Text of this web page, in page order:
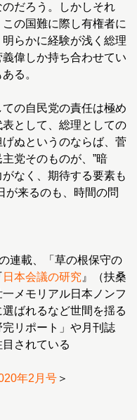
だろう。しかしそれ
の国難に際し有権者に
らかに経験が浅く総理
偉しか持ち合わせてい
る。
の自民党の責任は極め
として、総理としての
ぬというのならば、菅
党そのものが、”暗
なく、期待する要素も
が来るのも、時間の問
連載、「草の根保守の
日本会議の研究 』（扶桑
メモリアル日本ノンフ
ばれるなど世間を揺る
リポート」や月刊誌
目されている
年2月号